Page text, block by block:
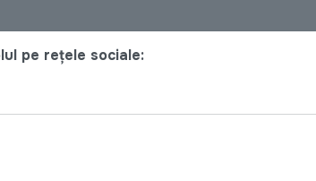
pe rețele sociale:
NAȚIONAL AL ROMILOR SE ALATURĂ